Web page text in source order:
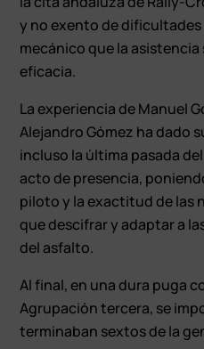
y no exento de
mecánico que la
eficacia.
La experiencia de Manuel
Alejandro Gómez ha dado
incluso la última pasada
acto de presencia,
piloto y la exactitud de las
que descifrar y adaptar a
del asfalto.
Al final, en una dura puga
Agrupación tercera, se
terminaban sextos de la